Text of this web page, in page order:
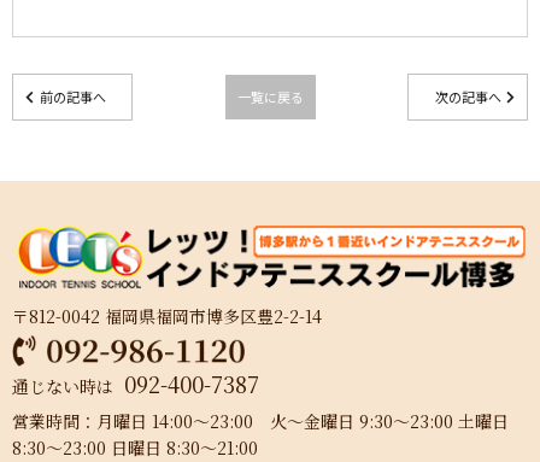
前の記事へ 一覧に戻る 次の記事へ
〒812-0042 福岡県福岡市博多区豊2-2-14
通じない時は 092-400-7387
営業時間：月曜日 14:00～23:00 火～金曜日 9:30～23:00 土曜日
8:30～23:00 日曜日 8:30～21:00